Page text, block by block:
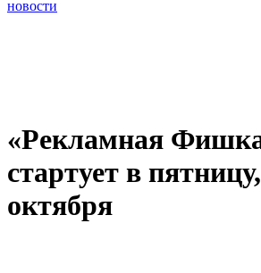
новости
«Рекламная
стартует в
октября